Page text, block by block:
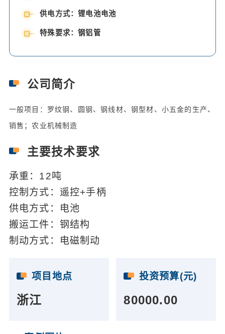
供电方式：锂电池电池
特殊要求：钢铝管
公司简介
一般项目：罗纹钢、圆钢、钢线材、钢型材、小五金的生产、
销售；农业机械制造
主要技术要求
承重：12吨
控制方式：遥控+手柄
供电方式：电池
搬运工件：钢结构
制动方式：电磁制动
项目地点
浙江
投资预算(元)
80000.00